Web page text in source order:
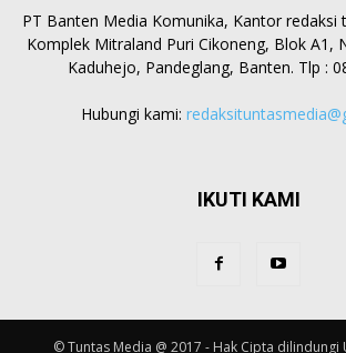
PT Banten Media Komunika, Kantor redaksi
Komplek Mitraland Puri Cikoneng, Blok A1,
Kaduhejo, Pandeglang, Banten. Tlp :
Hubungi kami:
IKUTI KAMI
© Tuntas Media @ 2017 - Hak Cipta dilindungi